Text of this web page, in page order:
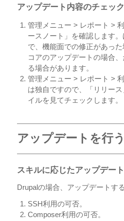
アップデート内容のチェック
管理メニュー > レポート >
ースノート」を確認します
で、機能面での修正があっ
コアのアップデートの場合
る場合があります。
管理メニュー > レポート >
は独自ですので、「リリー
イルを見てチェックします。
アップデートを行う
スキルに応じたアップデー
Drupalの場合、アップデートす
SSH利用の可否。
Composer利用の可否。